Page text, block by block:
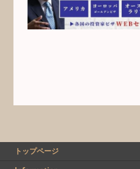
トップページ